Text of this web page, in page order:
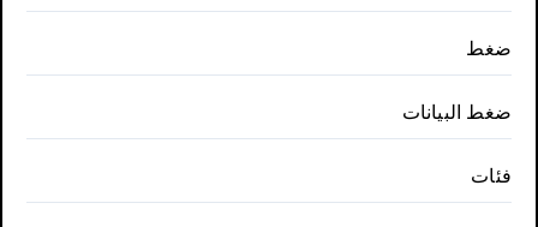
ضغط
ضغط البيانات
فئات